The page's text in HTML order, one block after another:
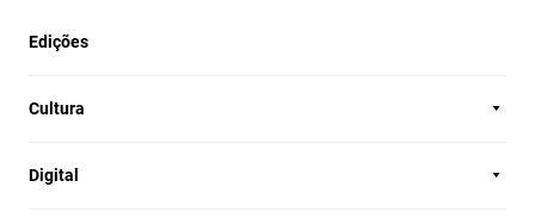
Edições
Cultura
Digital